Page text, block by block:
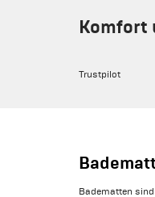
Komfort
Trustpilot
Badematten